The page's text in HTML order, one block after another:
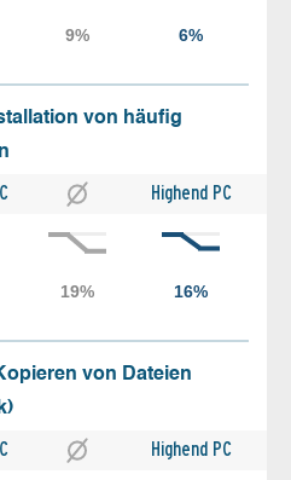
von häufig
Highend PC
von Dateien
Highend PC